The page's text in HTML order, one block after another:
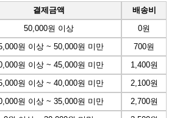
결제금액
배송비
50,000원 이상
0원
원 이상 ~ 50,000원 미만
700원
원 이상 ~ 45,000원 미만
1,400원
원 이상 ~ 40,000원 미만
2,100원
원 이상 ~ 35,000원 미만
2,700원